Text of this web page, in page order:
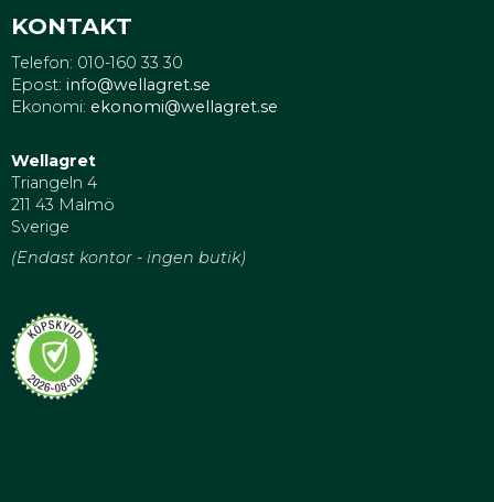
KONTAKT
Telefon: 010-160 33 30
Epost: info@wellagret.se
Ekonomi: ekonomi@wellagret.se
Wellagret
Triangeln 4
211 43 Malmö
Sverige
(Endast kontor - ingen butik)